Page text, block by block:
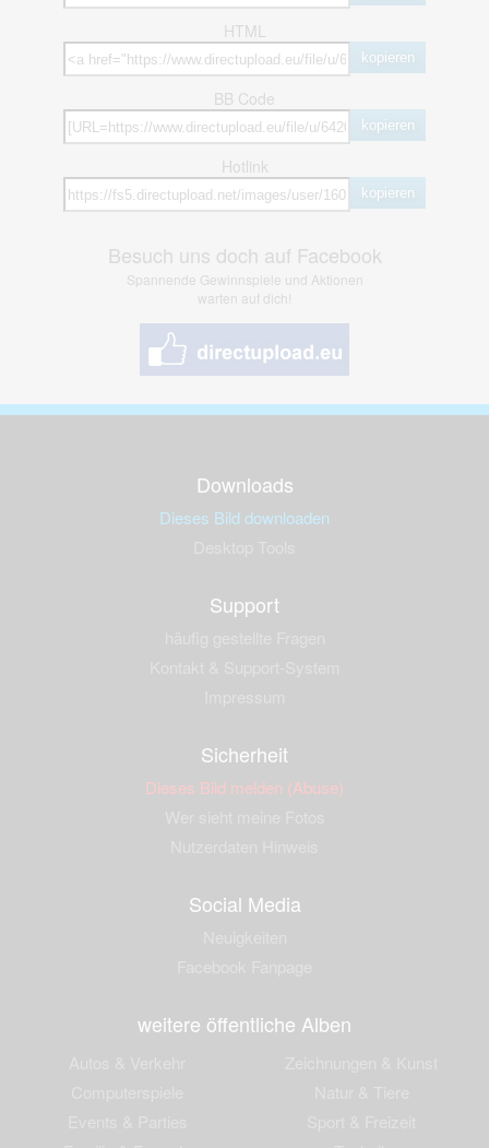
HTML
kopieren
BB Code
kopieren
Hotlink
kopieren
Besuch uns doch auf Facebook
Spannende Gewinnspiele und Aktionen
warten auf dich!
Downloads
Dieses Bild downloaden
Support
Sicherheit
Dieses Bild melden (Abuse)
Social Media
weitere öffentliche Alben